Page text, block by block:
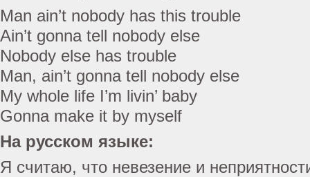
Man ain’t nobody has this trouble
Ain’t gonna tell nobody else
Nobody else has trouble
Man, ain’t gonna tell nobody else
My whole life I’m livin’ baby
Gonna make it by myself
На русском языке:
Я считаю, что невезение и